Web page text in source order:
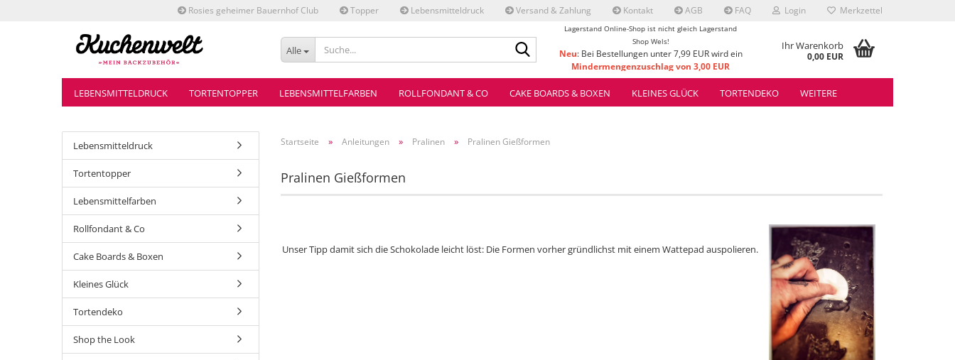
Rosies geheimer Bauernhof Club Topper Lebensmitteldruck Versand & Zahlung Kontakt AGB FAQ Login Merkzettel
Alle
Lagerstand Online-Shop ist nicht gleich Lagerstand
Shop Wels!
Neu: Bei Bestellungen unter 7,99 EUR wird ein
Mindermengenzuschlag von 3,00 EUR
verrechnet.
Ihr Warenkorb
0,00 EUR
LEBENSMITTELDRUCK TORTENTOPPER LEBENSMITTELFARBEN ROLLFONDANT & CO CAKE BOARDS & BOXEN KLEINES GLÜCK TORTENDEKO WEITERE
Startseite » Anleitungen » Pralinen » Pralinen Gießformen
Pralinen Gießformen
Unser Tipp damit sich die Schokolade leicht löst: Die Formen vorher gründlichst mit einem Wattepad auspolieren.
Lebensmitteldruck
Tortentopper
Lebensmittelfarben
Rollfondant & Co
Cake Boards & Boxen
Kleines Glück
Tortendeko
Shop the Look